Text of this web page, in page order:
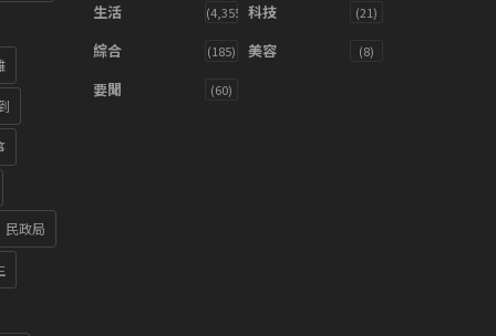
民政局
生活 (4,355) 科技 (21)
綜合 (185) 美容 (8)
要聞 (60)